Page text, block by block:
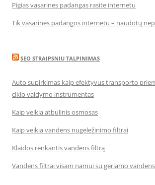
Pigias vasarines padangas rasite internetu
Tik vasarinės padangos internetu – naudotų
SEO STRAIPSNIU TALPINIMAS
Auto supirkimas kaip efektyvus transporto
ciklo valdymo instrumentas
Kaip veikia atbulinis osmosas
Kaip veikia vandens nugeležinimo filtrai
Klaidos renkantis vandens filtrą
Vandens filtrai visam namui su geriamo